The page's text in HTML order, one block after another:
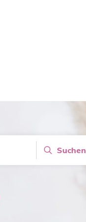
Suchen